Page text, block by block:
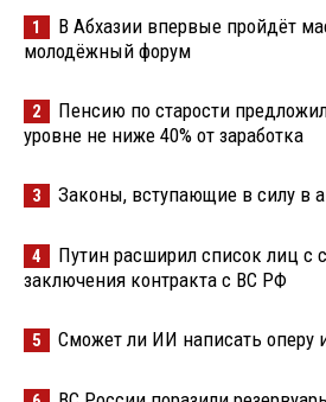
1
В Абхазии впервые пройдёт
молодёжный форум
2
Пенсию по старости
уровне не ниже 40% от заработка
3 Законы, вступающие в силу в
4
Путин расширил список лиц с
заключения контракта с ВС РФ
5 Сможет ли ИИ написать оперу